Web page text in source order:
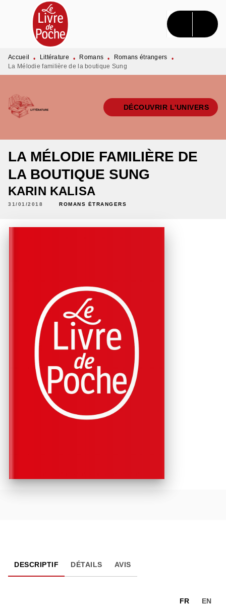
MENU RECHERCHE CONTENU
PIED DE PAGE
Accueil • Littérature • Romans • Romans étrangers
•
La Mélodie familière de la boutique Sung
DÉCOUVRIR L'UNIVERS
LA MÉLODIE FAMILIÈRE DE
LA BOUTIQUE SUNG
KARIN KALISA
31/01/2018 ROMANS ÉTRANGERS
DESCRIPTIF DÉTAILS AVIS
FR EN